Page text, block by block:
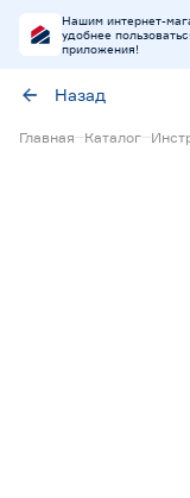
Нашим интернет-
удобнее
приложения!
Назад
Главная Каталог